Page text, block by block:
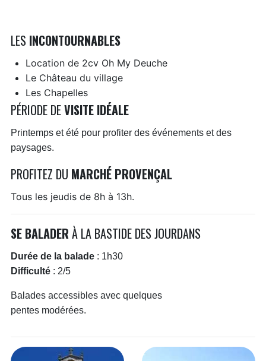
LES INCONTOURNABLES
Location de 2cv Oh My Deuche
Le Château du village
Les Chapelles
PÉRIODE DEVISITE IDÉALE
Printemps et été pour profiter des événements et des
paysages.
PROFITEZ DU MARCHÉ PROVENÇAL
Tous les jeudis de 8h à 13h.
SE BALADER À LA BASTIDE DES JOURDANS
Durée de la balade: 1h30
Difficulté: 2/5
Balades accessibles avec quelques
pentes modérées.